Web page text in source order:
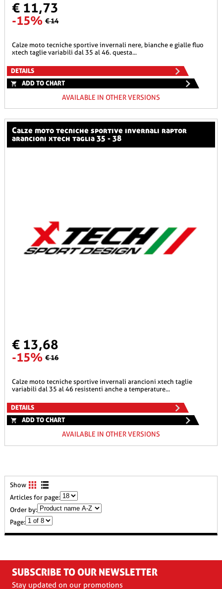
€ 11,73
-15% € 14
calze moto tecniche sportive invernali nere, bianche e gialle fluo
xtech taglie variabili dal 35 al 46. questa...
DETAILS
ADD TO CHART
AVAILABLE IN OTHER VERSIONS
calze moto tecniche sportive invernali raptor
arancioni xtech taglia 35 - 38
€ 13,68
-15% € 16
calze moto tecniche sportive invernali arancioni xtech taglie
variabili dal 35 al 46 resistenti anche a temperature...
DETAILS
ADD TO CHART
AVAILABLE IN OTHER VERSIONS
Show
Articles for page:
Order by:
Page:
SUBSCRIBE TO OUR NEWSLETTER
Stay updated on our promotions